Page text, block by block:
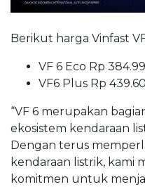
Berikut harga Vinfast
VF 6 Eco Rp
VF6 Plus Rp
“VF 6 merupakan
ekosistem kendaraan
Dengan terus
kendaraan listrik, kami
komitmen untuk